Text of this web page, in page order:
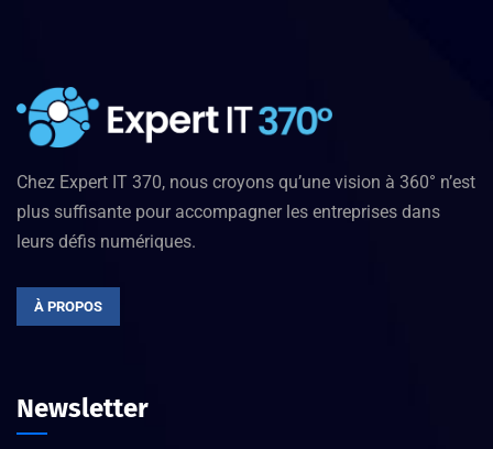
Chez Expert IT 370, nous croyons qu’une vision à 360° n’est
plus suffisante pour accompagner les entreprises dans
leurs défis numériques.
À PROPOS
Newsletter